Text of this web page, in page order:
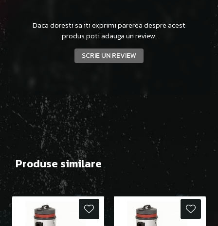
Daca doresti sa iti exprimi parerea despre acest
produs poti adauga un review.
SCRIE UN REVIEW
Produse similare